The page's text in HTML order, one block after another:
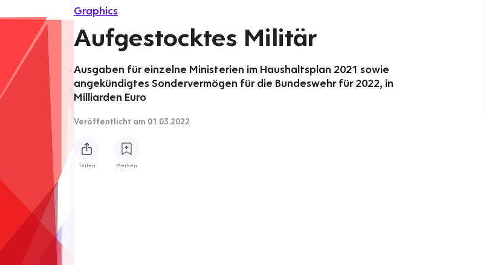
Graphics
Aufgestocktes Militär
Ausgaben für einzelne Ministerien im Haushaltsplan 2021 sowie
angekündigtes Sondervermögen für die Bundeswehr für 2022, in
Milliarden Euro
Veröffentlicht am 01.03.2022
Teilen Merken